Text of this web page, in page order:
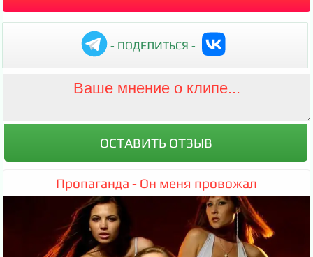
- ПОДЕЛИТЬСЯ -
Пропаганда - Он меня провожал